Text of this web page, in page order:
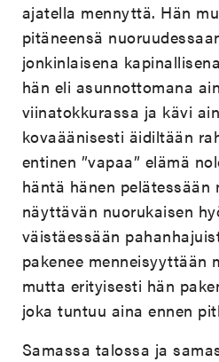
ajatella mennyttä. Hän
pitäneensä
jonkinlaisena
hän eli asunnottomana
viinatokkurassa ja kävi
kovaäänisesti äidiltään
entinen ”vapaa” elämä
häntä hänen pelätessään
näyttävän nuorukaisen
väistäessään
pakenee menneisyyttään
mutta erityisesti hän
joka tuntuu aina ennen
Samassa talossa ja